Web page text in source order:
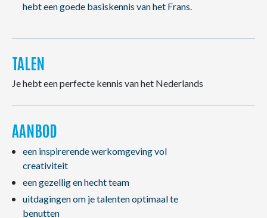
hebt een goede basiskennis van het Frans.
TALEN
Je hebt een perfecte kennis van het Nederlands
AANBOD
een inspirerende werkomgeving vol
creativiteit
een gezellig en hecht team
uitdagingen om je talenten optimaal te
benutten